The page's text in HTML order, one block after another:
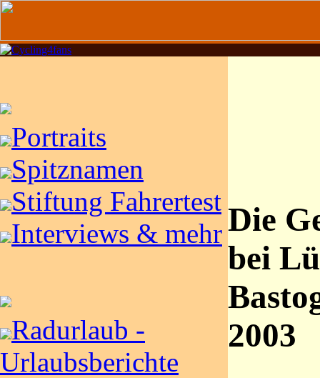
Portraits
Spitznamen
Stiftung Fahrertest
Interviews & mehr
Radurlaub -
Urlaubsberichte
Die
bei
2003